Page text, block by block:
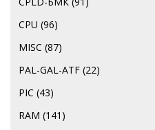
CPU (96)
MISC (87)
PAL-GAL-ATF (22)
PIC (43)
RAM (141)